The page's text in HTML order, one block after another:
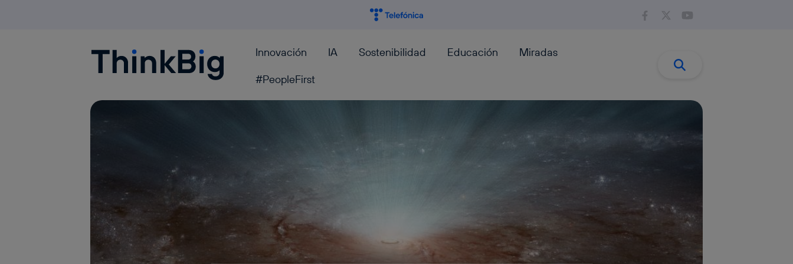
Blogthinkbig.com Innovación IA Sostenibilidad Educación
Miradas
#PeopleFirst
Buscar